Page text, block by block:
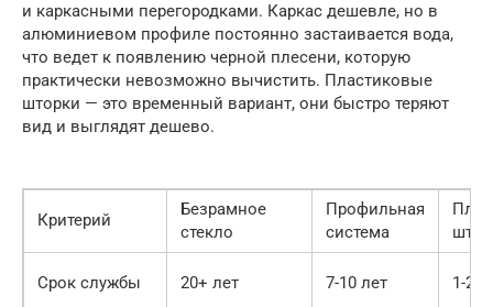
и каркасными перегородками. Каркас дешевле, но в
алюминиевом профиле постоянно застаивается вода,
что ведет к появлению черной плесени, которую
практически невозможно вычистить. Пластиковые
шторки — это временный вариант, они быстро теряют
вид и выглядят дешево.
Критерий
Безрамное
стекло
Профильная
система
Срок службы 20+ лет 7-10 лет 1-2